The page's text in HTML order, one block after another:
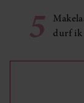
5
durf ik